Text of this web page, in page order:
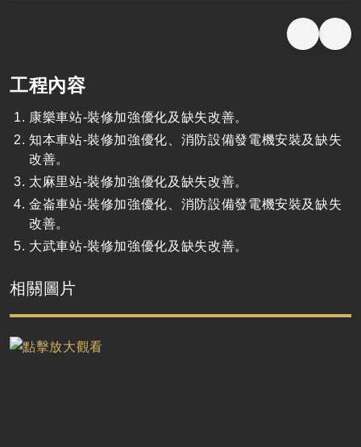
工程內容
康樂車站-裝修加強優化及缺失改善。
知本車站-裝修加強優化、消防設備發電機安裝及缺失
改善。
太麻里站-裝修加強優化及缺失改善。
金崙車站-裝修加強優化、消防設備發電機安裝及缺失
改善。
大武車站-裝修加強優化及缺失改善。
相關圖片